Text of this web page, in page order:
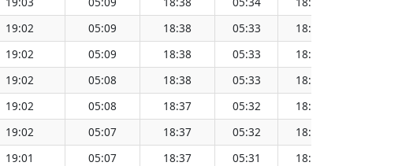
19:02 05:09 18:38 05:33 18:14
19:02 05:09 18:38 05:33 18:13
19:02 05:08 18:38 05:33 18:13
19:02 05:08 18:37 05:32 18:13
19:02 05:07 18:37 05:32 18:13
19:01 05:07 18:37 05:31 18:13